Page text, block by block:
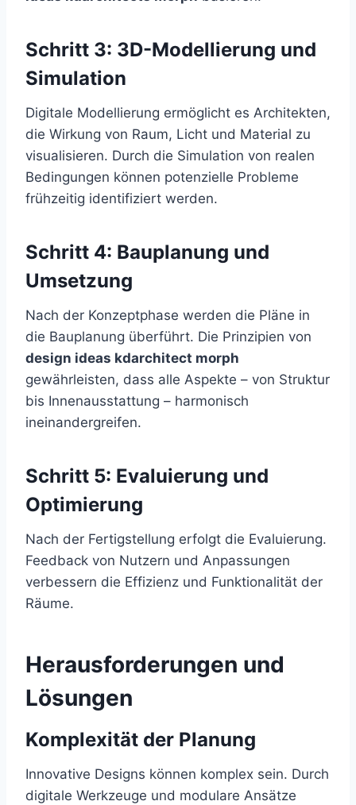
Schritt 3: 3D-Modellierung und
Simulation
Digitale Modellierung ermöglicht es Architekten,
die Wirkung von Raum, Licht und Material zu
visualisieren. Durch die Simulation von realen
Bedingungen können potenzielle Probleme
frühzeitig identifiziert werden.
Schritt 4: Bauplanung und
Umsetzung
Nach der Konzeptphase werden die Pläne in
die Bauplanung überführt. Die Prinzipien von
design ideas kdarchitect morph
gewährleisten, dass alle Aspekte – von Struktur
bis Innenausstattung – harmonisch
ineinandergreifen.
Schritt 5: Evaluierung und
Optimierung
Nach der Fertigstellung erfolgt die Evaluierung.
Feedback von Nutzern und Anpassungen
verbessern die Effizienz und Funktionalität der
Räume.
Herausforderungen und
Lösungen
Komplexität der Planung
Innovative Designs können komplex sein. Durch
digitale Werkzeuge und modulare Ansätze